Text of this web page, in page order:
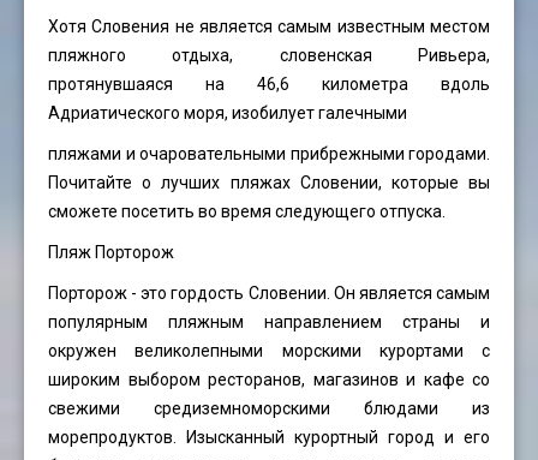
Хотя Словения не является самым известным местом
пляжного отдыха, словенская Ривьера,
протянувшаяся на 46,6 километра вдоль
Адриатического моря, изобилует галечными
пляжами и очаровательными прибрежными городами.
Почитайте о лучших пляжах Словении, которые вы
сможете посетить во время следующего отпуска.
Пляж Порторож
Порторож - это гордость Словении. Он является самым
популярным пляжным направлением страны и
окружен великолепными морскими курортами с
широким выбором ресторанов, магазинов и кафе со
свежими средиземноморскими блюдами из
морепродуктов. Изысканный курортный город и его